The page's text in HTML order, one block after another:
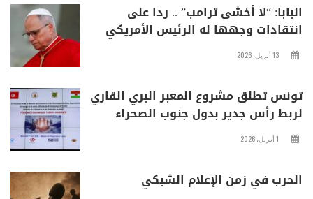
البابا: “لا أخشى ترامب” .. ردا على
انتقادات وجهها له الرئيس الأمريكي
13 أبريل، 2026
تونس تطلق مشروع المعبر البري القاري
لربط رأس جدير بدول جنوب الصحراء
1 أبريل، 2026
الحرب في زمن الإعلام الشبكي